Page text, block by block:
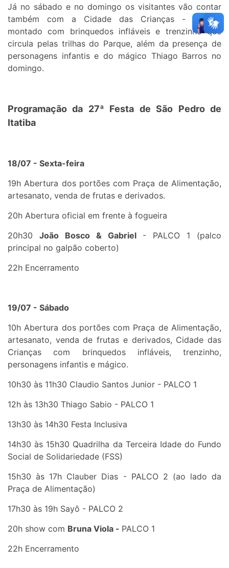
Já no sábado e no domingo os visitantes vão contar
também com a Cidade das Crianças - espaço
montado com brinquedos infláveis e trenzinho que
circula pelas trilhas do Parque, além da presença de
personagens infantis e do mágico Thiago Barros no
domingo.
Programação da 27ª Festa de São Pedro de
Itatiba
18/07 - Sexta-feira
19h Abertura dos portões com Praça de Alimentação,
artesanato, venda de frutas e derivados.
20h Abertura oficial em frente à fogueira
20h30 João Bosco & Gabriel - PALCO 1 (palco
principal no galpão coberto)
22h Encerramento
19/07 - Sábado
10h Abertura dos portões com Praça de Alimentação,
artesanato, venda de frutas e derivados, Cidade das
Crianças com brinquedos infláveis, trenzinho,
personagens infantis e mágico.
10h30 às 11h30 Claudio Santos Junior - PALCO 1
12h às 13h30 Thiago Sabio - PALCO 1
13h30 às 14h30 Festa Inclusiva
14h30 às 15h30 Quadrilha da Terceira Idade do Fundo
Social de Solidariedade (FSS)
15h30 às 17h Clauber Dias - PALCO 2 (ao lado da
Praça de Alimentação)
17h30 às 19h Sayô - PALCO 2
20h show com Bruna Viola - PALCO 1
22h Encerramento